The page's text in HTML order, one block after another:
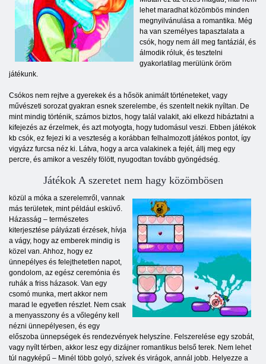
lehet maradhat közömbös minden
megnyilvánulása a romantika. Még
ha van személyes tapasztalata a
csók, hogy nem áll meg fantáziál, és
álmodik róluk, és tesztelni
gyakorlatilag merülünk öröm
játékunk.
Csókos nem rejtve a gyerekek és a hősök animált történeteket, vagy
művészeti sorozat gyakran esnek szerelembe, és szentelt nekik nyíltan. De
mint mindig történik, számos biztos, hogy talál valakit, aki elkezd hibáztatni a
kifejezés az érzelmek, és azt motyogta, hogy tudomásul veszi. Ebben játékok
kb csók, ez fejezi ki a veszteség a korábban felhalmozott játékos pontot, így
vigyázz furcsa néz ki. Látva, hogy a arca valakinek a fejét, állj meg egy
percre, és amikor a veszély fölött, nyugodtan tovább gyöngédség.
Játékok A szeretet nem hagy közömbösen
közül a móka a szerelemről, vannak
más területek, mint például esküvő.
Házasság – természetes
kiterjesztése pályázati érzések, hívja
a vágy, hogy az emberek mindig is
közel van. Ahhoz, hogy ez
ünnepélyes és felejthetetlen napot,
gondolom, az egész ceremónia és
ruhák a friss házasok. Van egy
csomó munka, mert akkor nem
marad le egyetlen részlet. Nem csak
a menyasszony és a vőlegény kell
nézni ünnepélyesen, és egy
előszoba ünnepségek és rendezvények helyszíne. Felszerelése egy szobát,
vagy nyílt térben, akkor lesz egy dizájner romantikus belső terek. Nem lehet
túl nagyképű – Minél több golyó, szívek és virágok, annál jobb. Helyezze a